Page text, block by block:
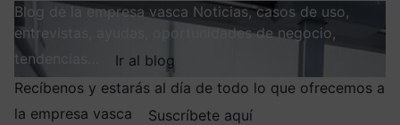
Blog de la empresa vasca Noticias, casos de uso,
entrevistas, ayudas, oportunidades de negocio,
tendencias…
Ir al blog
Recíbenos y estarás al día de todo lo que ofrecemos a
la empresa vasca
Suscríbete aquí